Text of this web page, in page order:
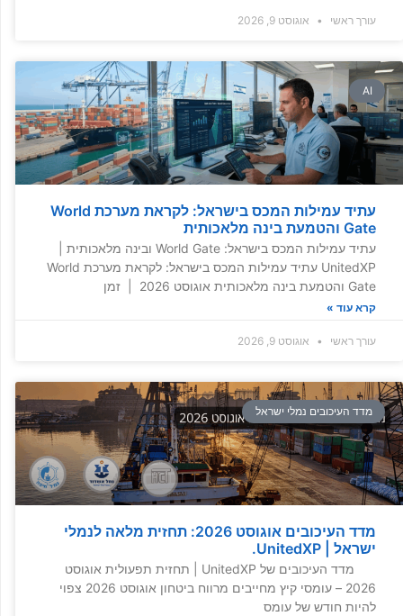
עורך ראשי אוגוסט 9, 2026
AI
עתיד עמילות המכס בישראל: לקראת מערכת World
Gate והטמעת בינה מלאכותית
עתיד עמילות המכס בישראל: World Gate ובינה מלאכותית |
UnitedXP עתיד עמילות המכס בישראל: לקראת מערכת World
Gate והטמעת בינה מלאכותית אוגוסט 2026 | זמן
קרא עוד »
עורך ראשי אוגוסט 9, 2026
מדד העיכובים נמלי ישראל
מדד העיכובים אוגוסט 2026: תחזית מלאה לנמלי
ישראל | UnitedXP.
מדד העיכובים של UnitedXP | תחזית תפעולית אוגוסט
2026 – עומסי קיץ מחייבים מרווח ביטחון אוגוסט 2026 צפוי
להיות חודש של עומס